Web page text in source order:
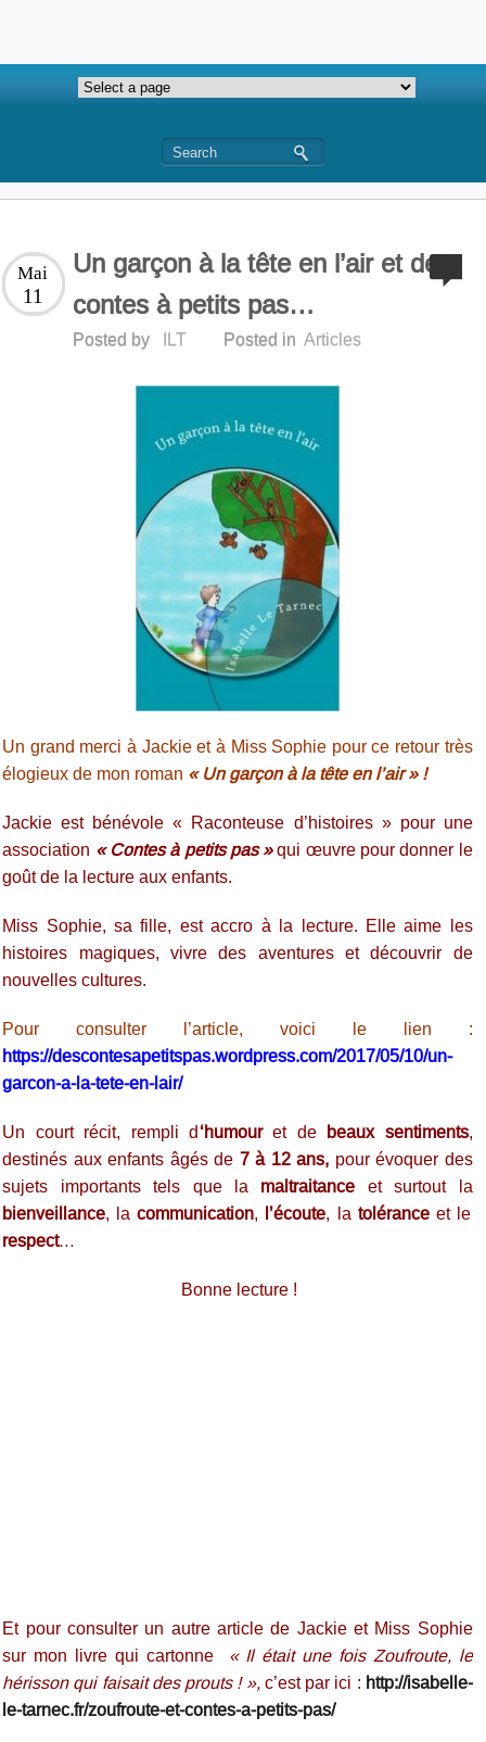
Un garçon à la tête en l’air et des
contes à petits pas…
Mai
11
Posted by ILT Posted in Articles
Un grand merci à Jackie et à Miss Sophie pour ce retour très
élogieux de mon roman « Un garçon à la tête en l’air » !
Jackie est bénévole « Raconteuse d’histoires » pour une
association « Contes à petits pas »qui œuvre pour donner le
goût de la lecture aux enfants.
Miss Sophie, sa fille, est accro à la lecture. Elle aime les
histoires magiques, vivre des aventures et découvrir de
nouvelles cultures.
Pour consulter l’article, voici le lien :
https://descontesapetitspas.wordpress.com/2017/05/10/un-
garcon-a-la-tete-en-lair/
Un court récit, rempli d ‘humouret de beaux sentiments,
destinés aux enfants âgés de 7 à 12 ans, pour évoquer des
sujets importants tels que la maltraitance et surtout la
bienveillance, lacommunication, l’écoute, la toléranceet le
respect…
Bonne lecture !
Et pour consulter un autre article de Jackie et Miss Sophie
sur mon livre qui cartonne
« Il était une fois Zoufroute, le
hérisson qui faisait des prouts ! »,c’est par ici : http://isabelle-
le-tarnec.fr/zoufroute-et-contes-a-petits-pas/